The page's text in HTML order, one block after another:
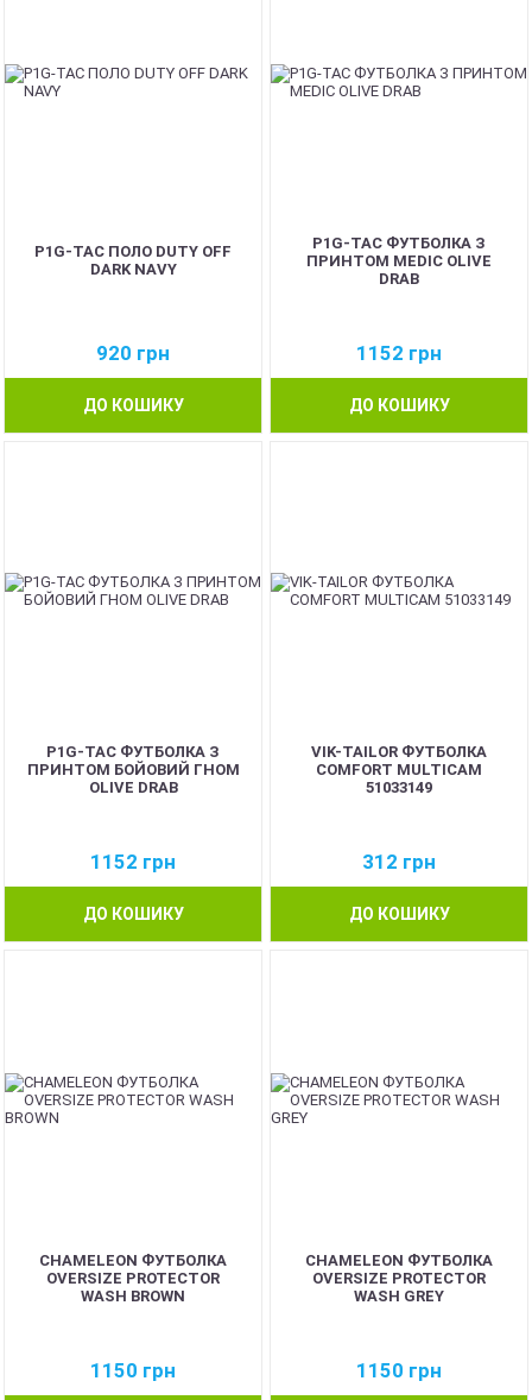
P1G-TAC ПОЛО DUTY OFF
DARK NAVY
920 грн
ДО КОШИКУ
P1G-TAC ФУТБОЛКА З
ПРИНТОМ MEDIC OLIVE
DRAB
1152 грн
ДО КОШИКУ
P1G-TAC ФУТБОЛКА З
ПРИНТОМ БОЙОВИЙ ГНОМ
OLIVE DRAB
1152 грн
ДО КОШИКУ
VIK-TAILOR ФУТБОЛКА
COMFORT MULTICAM
51033149
312 грн
ДО КОШИКУ
CHAMELEON ФУТБОЛКА
OVERSIZE PROTECTOR
WASH BROWN
1150 грн
CHAMELEON ФУТБОЛКА
OVERSIZE PROTECTOR
WASH GREY
1150 грн